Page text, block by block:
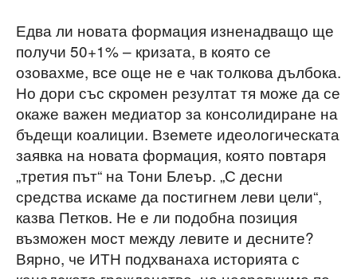
Едва ли новата формация изненадващо ще
получи 50+1% – кризата, в която се
озовахме, все още не е чак толкова дълбока.
Но дори със скромен резултат тя може да се
окаже важен медиатор за консолидиране на
бъдещи коалиции. Вземете идеологическата
заявка на новата формация, която повтаря
„третия път“ на Тони Блеър. „С десни
средства искаме да постигнем леви цели“,
казва Петков. Не е ли подобна позиция
възможен мост между левите и десните?
Вярно, че ИТН подхванаха историята с